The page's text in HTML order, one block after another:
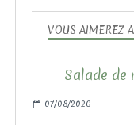
VOUS AIMEREZ
Salade de
07/08/2026